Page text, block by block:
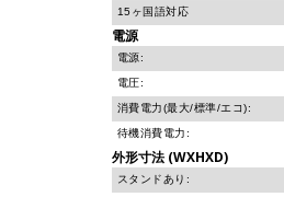
15ヶ国語対応
電源
電源:
電圧:
消費電力(最大/標準/エコ):
待機消費電力:
外形寸法 (WXHXD)
スタンドあり: